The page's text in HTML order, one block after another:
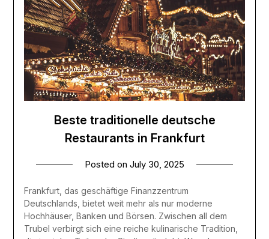
Beste traditionelle deutsche
Restaurants in Frankfurt
Posted on July 30, 2025
Frankfurt, das geschäftige Finanzzentrum
Deutschlands, bietet weit mehr als nur moderne
Hochhäuser, Banken und Börsen. Zwischen all dem
Trubel verbirgt sich eine reiche kulinarische Tradition,